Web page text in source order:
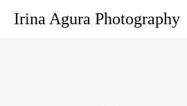
Irina Agura Photography